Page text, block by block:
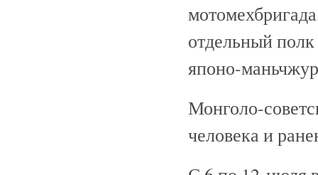
отдельный
японо-
Монголо-
человека и